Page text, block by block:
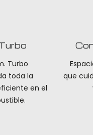
Turbo
toda la
en el
que